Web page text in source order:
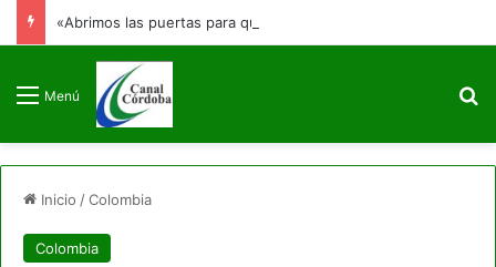
Menú
Inicio /Colombia
Colombia